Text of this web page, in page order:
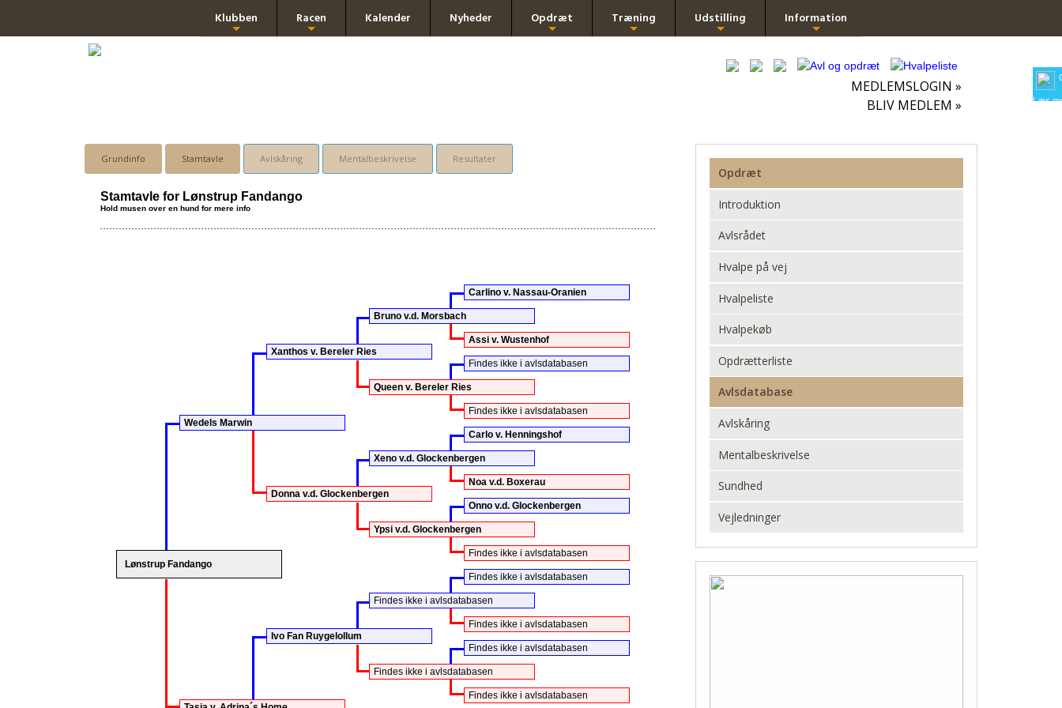
Læs
Klubben Racen Kalender Nyheder Opdræt Træning Udstilling Information
MEDLEMSLOGIN »
BLIV MEDLEM »
Grundinfo Stamtavle Avlskåring Mentalbeskrivelse Resultater
Stamtavle for Lønstrup Fandango
Hold musen over en hund for mere info
Carlino v. Nassau-Oranien
Bruno v.d. Morsbach
Assi v. Wustenhof
Xanthos v. Bereler Ries
Findes ikke i avlsdatabasen
Queen v. Bereler Ries
Findes ikke i avlsdatabasen
Carlo v. Henningshof
Xeno v.d. Glockenbergen
Noa v.d. Boxerau
Onno v.d. Glockenbergen
Ypsi v.d. Glockenbergen
Findes ikke i avlsdatabasen
Wedels Marwin
Findes ikke i avlsdatabasen
Findes ikke i avlsdatabasen
Findes ikke i avlsdatabasen
Ivo Fan Ruygelollum
Findes ikke i avlsdatabasen
Findes ikke i avlsdatabasen
Findes ikke i avlsdatabasen
Donna v.d. Glockenbergen
Lønstrup Fandango
Opdræt
Introduktion
Avlsrådet
Hvalpe på vej
Hvalpeliste
Hvalpekøb
Opdrætterliste
Avlsdatabase
Avlskåring
Mentalbeskrivelse
Sundhed
Vejledninger